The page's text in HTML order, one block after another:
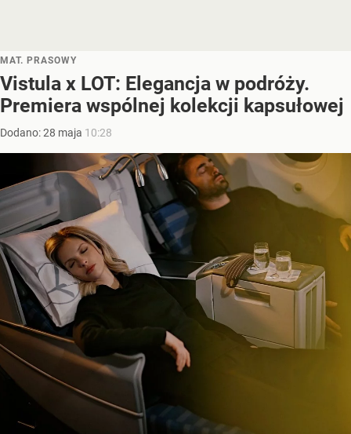
MAT. PRASOWY
Vistula x LOT: Elegancja w podróży.
Premiera wspólnej kolekcji kapsułowej
Dodano:28 maja 10:28